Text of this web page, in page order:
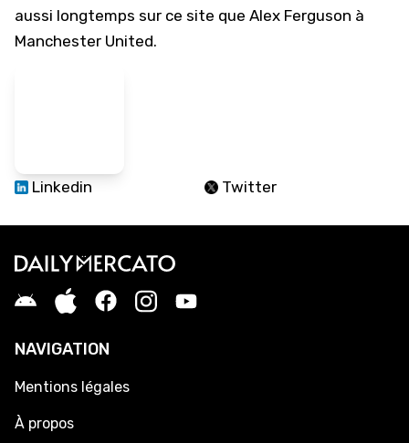
aussi longtemps sur ce site que Alex Ferguson à
Manchester United.
Linkedin Twitter
NAVIGATION
Mentions légales
À propos